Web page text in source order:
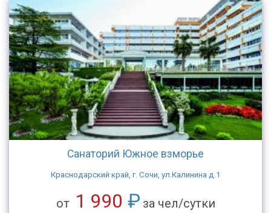
Санаторий Южное взморье
Краснодарский край, г. Сочи, ул.Калинина д.1
от 1 990 ₽ за чел/сутки